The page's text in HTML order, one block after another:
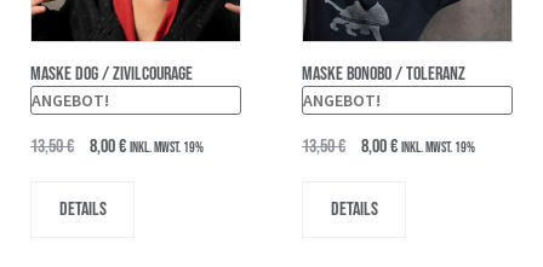
MASKE DOG / ZIVILCOURAGE
ANGEBOT!
13,50€ 8,00€ inkl. MwSt. 19%
Details
MASKE BONOBO / TOLERANZ
ANGEBOT!
13,50€ 8,00€ inkl. MwSt. 19%
Details